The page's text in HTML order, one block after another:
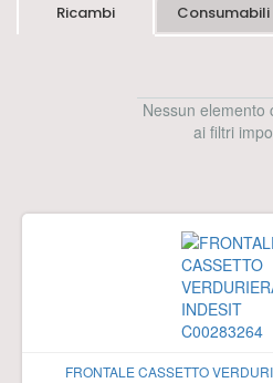
Ricambi Consumabili
Nessun elemento
ai filtri
FRONTALE CASSETTO